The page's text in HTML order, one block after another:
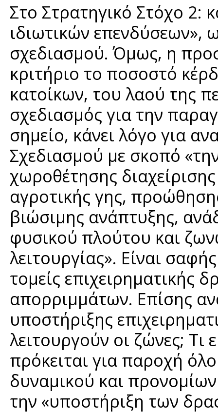
Στο Στρατηγικό Στόχο 2:
ιδιωτικών επενδύσεων»,
σχεδιασμού. Όμως, η
κριτήριο το ποσοστό
κατοίκων, του λαού της
σχεδιασμός για την
σημείο, κάνει λόγο για
Σχεδιασμού με σκοπό
χωροθέτησης
αγροτικής γης,
βιώσιμης ανάπτυξης,
φυσικού πλούτου και
λειτουργίας». Είναι
τομείς επιχειρηματικής
απορριμμάτων. Επίσης
υποστήριξης
λειτουργούν οι ζώνες; Τι
πρόκειται για παροχή
δυναμικού και
την «υποστήριξη των